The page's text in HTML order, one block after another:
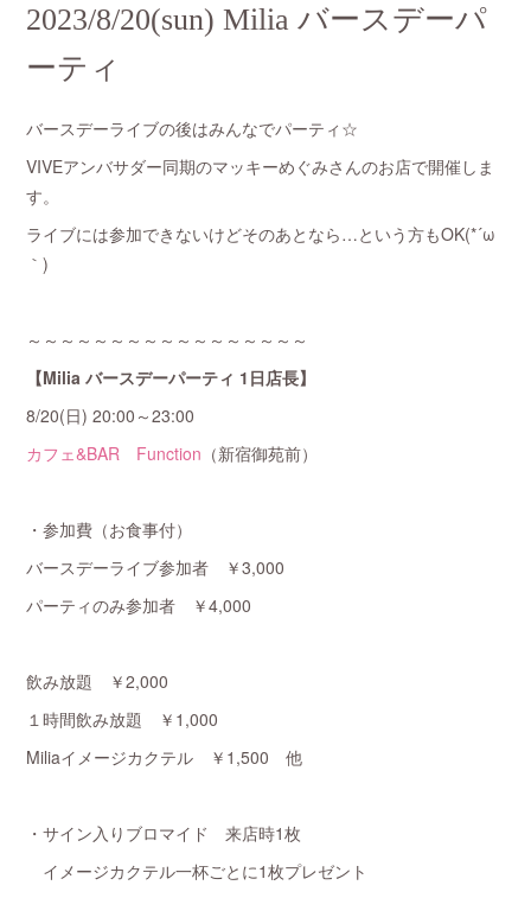
2023/8/20(sun) Milia バースデーパ
ーティ
バースデーライブの後はみんなでパーティ☆
VIVEアンバサダー同期のマッキーめぐみさんのお店で開催しま
す。
ライブには参加できないけどそのあとなら…という方もOK(*´ω
｀)
～～～～～～～～～～～～～～～～～
【Milia バースデーパーティ 1日店長】
8/20(日) 20:00～23:00
カフェ&BAR Function （新宿御苑前）
・参加費（お食事付）
バースデーライブ参加者 ￥3,000
パーティのみ参加者 ￥4,000
飲み放題 ￥2,000
１時間飲み放題 ￥1,000
Miliaイメージカクテル ￥1,500 他
・サイン入りブロマイド 来店時1枚
イメージカクテル一杯ごとに1枚プレゼント